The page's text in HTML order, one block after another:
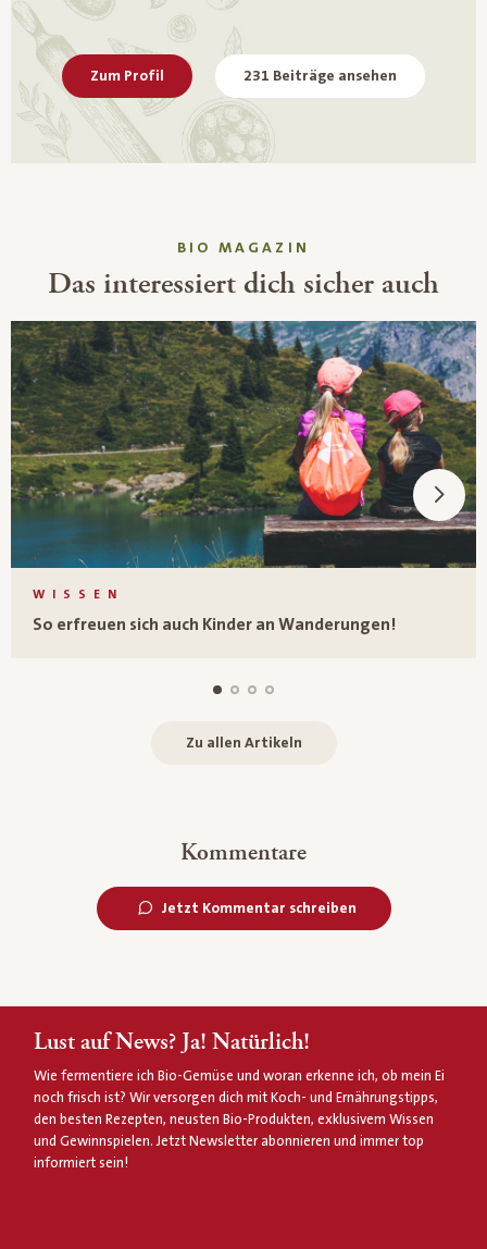
Zum Profil 231 Beiträge ansehen
BIO MAGAZIN
Das interessiert dich sicher auch
WISSEN
So erfreuen sich auch Kinder an Wanderungen!
Zu allen Artikeln
Kommentare
Jetzt Kommentar schreiben
Lust auf News? Ja! Natürlich!
Wie fermentiere ich Bio-Gemüse und woran erkenne ich, ob mein Ei
noch frisch ist? Wir versorgen dich mit Koch- und Ernährungstipps,
den besten Rezepten, neusten Bio-Produkten, exklusivem Wissen
und Gewinnspielen. Jetzt Newsletter abonnieren und immer top
informiert sein!